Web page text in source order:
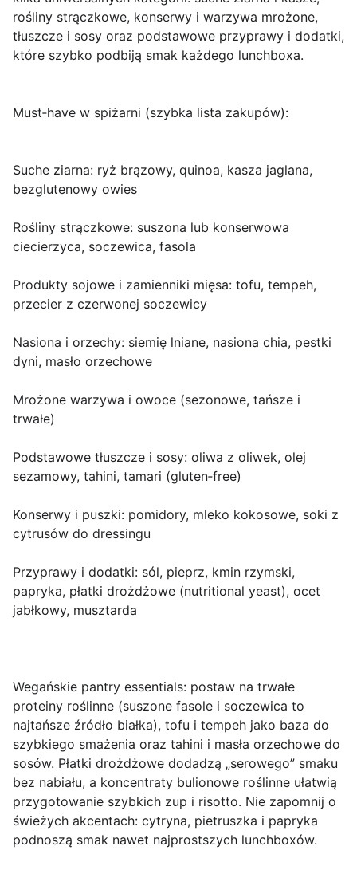
rośliny strączkowe, konserwy i warzywa mrożone,
tłuszcze i sosy oraz podstawowe przyprawy i dodatki,
które szybko podbiją smak każdego lunchboxa.
Must‑have w spiżarni (szybka lista zakupów):
Suche ziarna: ryż brązowy, quinoa, kasza jaglana,
bezglutenowy owies
Rośliny strączkowe: suszona lub konserwowa
ciecierzyca, soczewica, fasola
Produkty sojowe i zamienniki mięsa: tofu, tempeh,
przecier z czerwonej soczewicy
Nasiona i orzechy: siemię lniane, nasiona chia, pestki
dyni, masło orzechowe
Mrożone warzywa i owoce (sezonowe, tańsze i
trwałe)
Podstawowe tłuszcze i sosy: oliwa z oliwek, olej
sezamowy, tahini, tamari (gluten‑free)
Konserwy i puszki: pomidory, mleko kokosowe, soki z
cytrusów do dressingu
Przyprawy i dodatki: sól, pieprz, kmin rzymski,
papryka, płatki drożdżowe (nutritional yeast), ocet
jabłkowy, musztarda
Wegańskie pantry essentials: postaw na trwałe
proteiny roślinne (suszone fasole i soczewica to
najtańsze źródło białka), tofu i tempeh jako baza do
szybkiego smażenia oraz tahini i masła orzechowe do
sosów. Płatki drożdżowe dodadzą „serowego” smaku
bez nabiału, a koncentraty bulionowe roślinne ułatwią
przygotowanie szybkich zup i risotto. Nie zapomnij o
świeżych akcentach: cytryna, pietruszka i papryka
podnoszą smak nawet najprostszych lunchboxów.